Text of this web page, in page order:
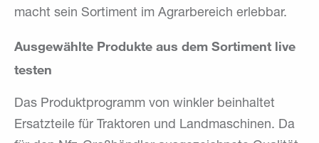
macht sein Sortiment im Agrarbereich erlebbar.
Ausgewählte Produkte aus dem Sortiment live
testen
Das Produktprogramm von winkler beinhaltet
Ersatzteile für Traktoren und Landmaschinen. Da